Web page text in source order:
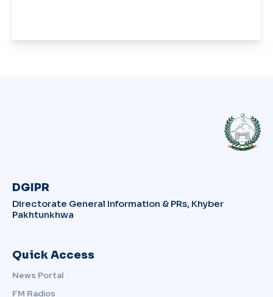
DGIPR
Directorate General Information & PRs, Khyber
Pakhtunkhwa
Quick Access
News Portal
FM Radios